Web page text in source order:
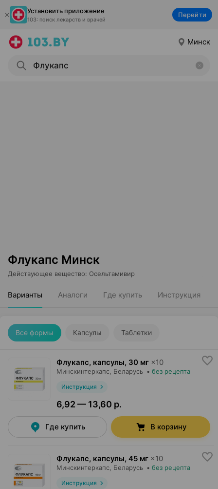
Установить приложение
103: поиск лекарств и врачей
Перейти
Минск
Флукапс Минск
Действующее вещество: Осельтамивир
Варианты Аналоги Где купить Инструкция
Все формы Капсулы Таблетки
Флукапс, капсулы, 30 мг ×10
Минскинтеркапс , Беларусь • без рецепта
Инструкция
6,92 — 13,60 р.
Где купить В корзину
Флукапс, капсулы, 45 мг ×10
Минскинтеркапс , Беларусь • без рецепта
Инструкция